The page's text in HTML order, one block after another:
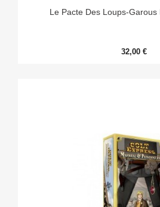
Le Pacte Des Loups-Garous
32,00 €